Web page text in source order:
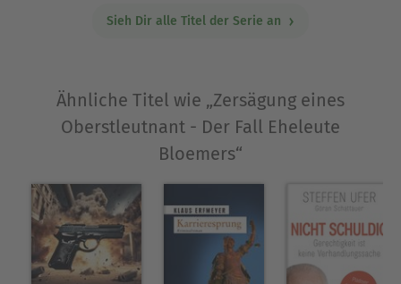
Sieh Dir alle Titel der Serie an
Ähnliche Titel wie „Zersägung eines
Oberstleutnant - Der Fall Eheleute
Bloemers“